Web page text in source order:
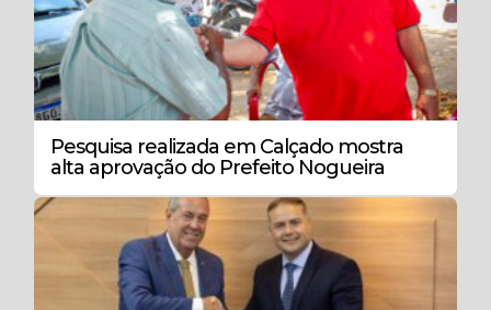
Pesquisa realizada em Calçado mostra
alta aprovação do Prefeito Nogueira